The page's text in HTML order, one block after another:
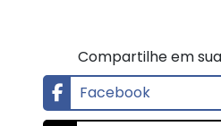
Compartilhe em
Facebook